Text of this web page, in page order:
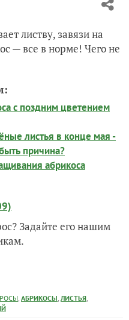
листву, завязи на
— все в норме! Чего не
с поздним цветением
листья в конце мая -
причина?
абрикоса
Задайте его нашим
, АБРИКОСЫ, ЛИСТЬЯ,